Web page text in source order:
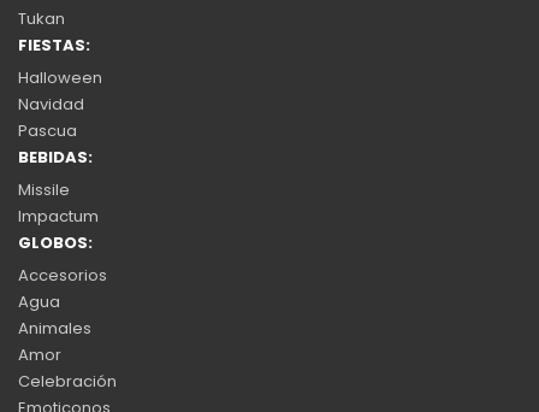
Tukan
FIESTAS:
Halloween
Navidad
Pascua
BEBIDAS:
Missile
Impactum
GLOBOS:
Accesorios
Agua
Animales
Amor
Celebración